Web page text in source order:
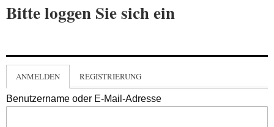
Bitte loggen Sie sich ein
ANMELDEN REGISTRIERUNG
Benutzername oder E-Mail-Adresse